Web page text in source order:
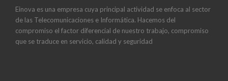
Einova es una empresa cuya principal actividad se enfoca al sector
de las Telecomunicaciones e Informática. Hacemos del
compromiso el factor diferencial de nuestro trabajo, compromiso
que se traduce en servicio, calidad y seguridad